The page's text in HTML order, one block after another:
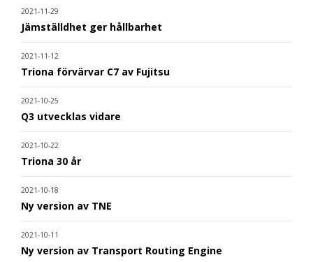
2021-11-29
Jämställdhet ger hållbarhet
2021-11-12
Triona förvärvar C7 av Fujitsu
2021-10-25
Q3 utvecklas vidare
2021-10-22
Triona 30 år
2021-10-18
Ny version av TNE
2021-10-11
Ny version av Transport Routing Engine